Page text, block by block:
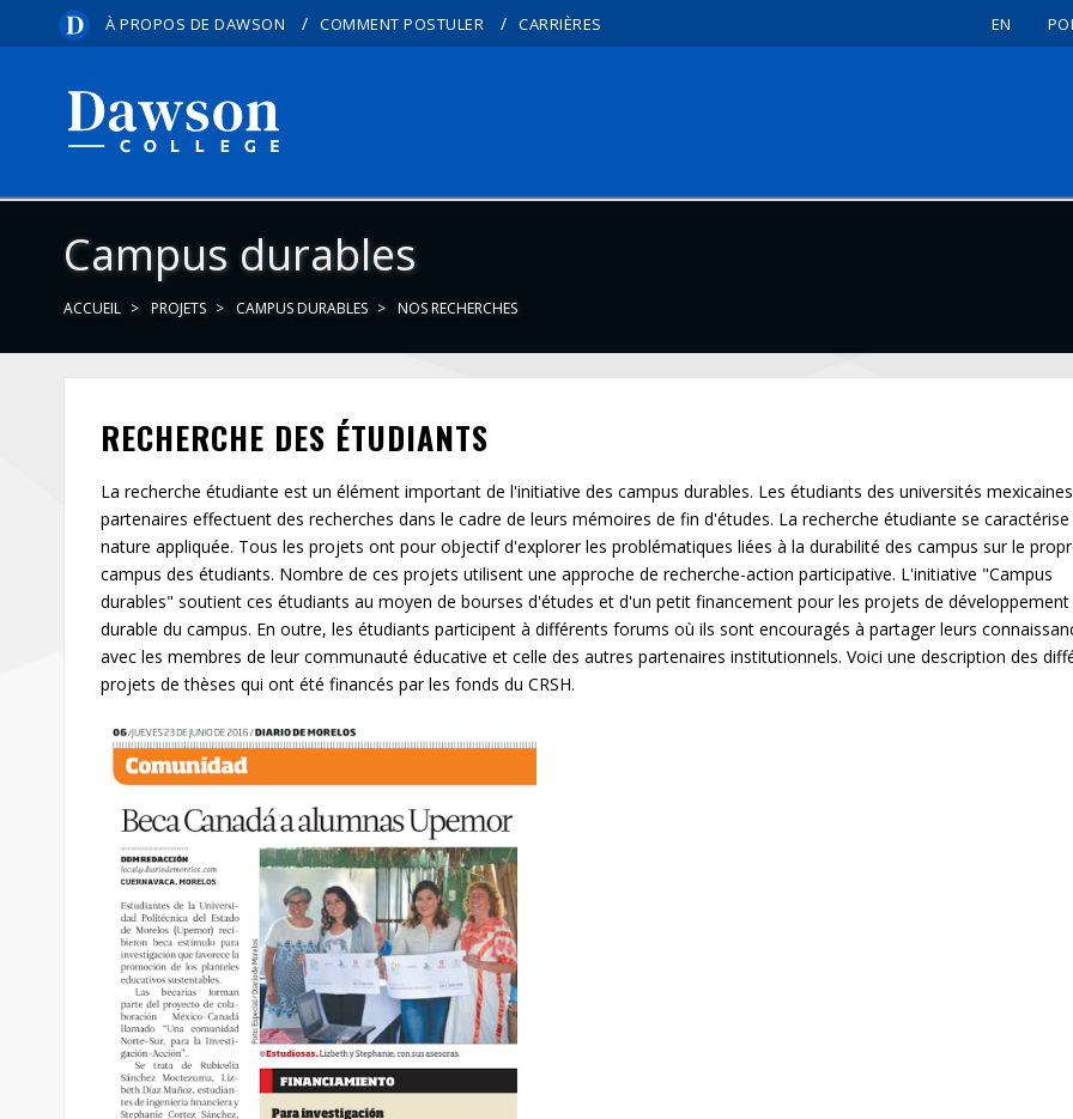
À PROPOS DE DAWSON / COMMENT POSTULER / CARRIÈRES EN
Campus durables
ACCUEIL PROJETS CAMPUS DURABLES NOS RECHERCHES
RECHERCHE DES ÉTUDIANTS
La recherche étudiante est un élément important de l'initiative des campus durables. Les étudiants des universités mexicaines
partenaires effectuent des recherches dans le cadre de leurs mémoires de fin d'études. La recherche étudiante se
nature appliquée. Tous les projets ont pour objectif d'explorer les problématiques liées à la durabilité des campus sur le
campus des étudiants. Nombre de ces projets utilisent une approche de recherche-action participative. L'initiative "Campus
durables" soutient ces étudiants au moyen de bourses d'études et d'un petit financement pour les projets de développement
durable du campus. En outre, les étudiants participent à différents forums où ils sont encouragés à partager leurs
avec les membres de leur communauté éducative et celle des autres partenaires institutionnels. Voici une description des
projets de thèses qui ont été financés par les fonds du CRSH.